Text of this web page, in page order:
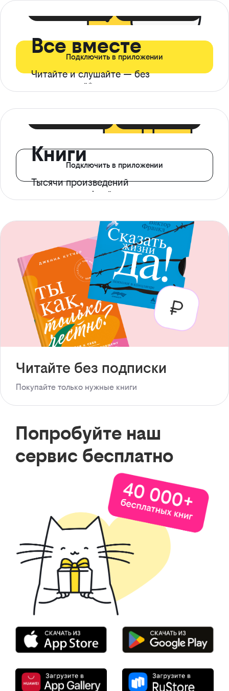
Все вместе
Читайте и слушайте — без
ограничений*
Подключить в приложении
Книги
Тысячи произведений
с доступом офлайн
Подключить в приложении
Читайте без подписки
Покупайте только нужные книги
Попробуйте наш
сервис бесплатно